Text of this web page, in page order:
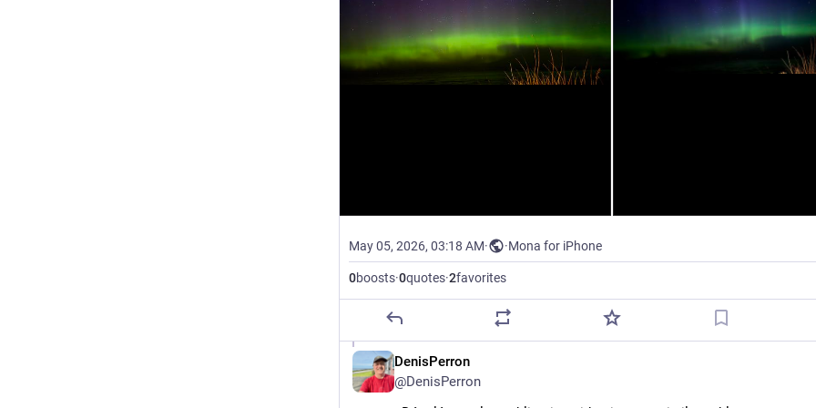
May 05, 2026, 03:18 AM· ·Mona for iPhone
0boosts·0quotes·2favorites
DenisPerron
@DenisPerron